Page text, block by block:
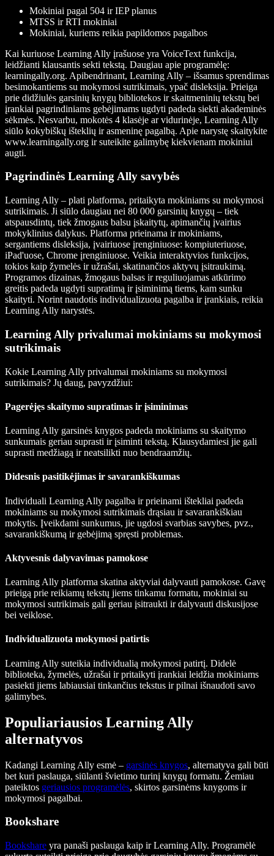
Mokiniai pagal 504 ir IEP planus
MTSS ir RTI mokiniai
Mokiniai, kuriems reikia papildomos pagalbos
Kai kuriuose Learning Ally įrašuose yra VoiceText funkcija,
leidžianti klausantis sekti tekstą. Daugiau apie programėlę:
learningally.org. Apibendrinant, Learning Ally – išsamus sprendimas
besimokantiems su mokymosi sutrikimais, ypač disleksija. Prieiga
prie didžiulės garsinių knygų bibliotekos ir skaitmeninių tekstų bei
įrankiai pagrindiniams gebėjimams ugdyti padeda siekti akademinės
sėkmės. Nesvarbu, mokotės 4 klasėje ar vidurinėje, Learning Ally
siūlo kokybiškų išteklių ir asmeninę pagalbą. Apie narystę skaitykite
www.learningally.org ir suteikite galimybę kiekvienam mokiniui
augti.
Pagrindinės Learning Ally savybės
Learning Ally – plati platforma, pritaikyta mokiniams su mokymosi
sutrikimais. Ji siūlo daugiau nei 80 000 garsinių knygų – tiek
atspausdintų, tiek žmogaus balsu įskaitytų, apimančių įvairius
mokyklinius dalykus. Platforma prieinama ir mokiniams,
sergantiems disleksija, įvairiuose įrenginiuose: kompiuteriuose,
iPad'uose, Chrome įrenginiuose. Veikia interaktyvios funkcijos,
tokios kaip žymelės ir užrašai, skatinančios aktyvų įsitraukimą.
Programos dizainas, žmogaus balsas ir reguliuojamas atkūrimo
greitis padeda ugdyti supratimą ir įsiminimą tiems, kam sunku
skaityti. Norint naudotis individualizuota pagalba ir įrankiais, reikia
Learning Ally narystės.
Learning Ally privalumai mokiniams su mokymosi
sutrikimais
Kokie Learning Ally privalumai mokiniams su mokymosi
sutrikimais? Jų daug, pavyzdžiui:
Pagerėjęs skaitymo supratimas ir įsiminimas
Learning Ally garsinės knygos padeda mokiniams su skaitymo
sunkumais geriau suprasti ir įsiminti tekstą. Klausydamiesi jie gali
suprasti medžiagą ir neatsilikti nuo bendraamžių.
Didesnis pasitikėjimas ir savarankiškumas
Individuali Learning Ally pagalba ir prieinami ištekliai padeda
mokiniams su mokymosi sutrikimais drąsiau ir savarankiškiau
mokytis. Įveikdami sunkumus, jie ugdosi svarbias savybes, pvz.,
savarankiškumą ir gebėjimą spręsti problemas.
Aktyvesnis dalyvavimas pamokose
Learning Ally platforma skatina aktyviai dalyvauti pamokose. Gavę
prieigą prie reikiamų tekstų jiems tinkamu formatu, mokiniai su
mokymosi sutrikimais gali geriau įsitraukti ir dalyvauti diskusijose
bei veiklose.
Individualizuota mokymosi patirtis
Learning Ally suteikia individualią mokymosi patirtį. Didelė
biblioteka, žymelės, užrašai ir pritaikyti įrankiai leidžia mokiniams
pasiekti jiems labiausiai tinkančius tekstus ir pilnai išnaudoti savo
galimybes.
Populiariausios Learning Ally
alternatyvos
Kadangi Learning Ally esmė – garsinės knygos, alternatyva gali būti
bet kuri paslauga, siūlanti švietimo turinį knygų formatu. Žemiau
pateiktos geriausios programėlės, skirtos garsinėms knygoms ir
mokymosi pagalbai.
Bookshare
Bookshare yra panaši paslauga kaip ir Learning Ally. Programėlė